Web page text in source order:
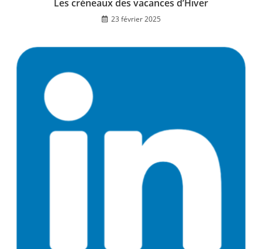
Les créneaux des vacances d’Hiver
23 février 2025